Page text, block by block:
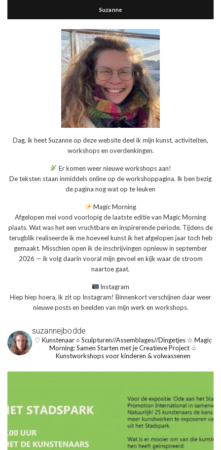
Suzanne
Dag, ik heet Suzanne op deze website deel ik mijn kunst, activiteiten,
workshops en overdenkingen.
Er komen weer nieuwe workshops aan!
De teksten staan inmiddels online op de workshoppagina. Ik ben bezig
de pagina nog wat op te leuken
Magic Morning
Afgelopen mei vond voorlopig de laatste editie van Magic Morning
plaats. Wat was het een vruchtbare en inspirerende periode. Tijdens de
terugblik realiseerde ik me hoeveel kunst ik het afgelopen jaar toch heb
gemaakt. Misschien open ik de inschrijvingen opnieuw in september
2026 — ik volg daarin vooral mijn gevoel en kijk waar de stroom
naartoe gaat.
Instagram
Hiep hiep hoera, ik zit op Instagram! Binnenkort verschijnen daar weer
nieuwe posts en beelden van mijn werk en workshops.
suzannejbodde
♡ Kunstenaar○ Sculpturen//Assemblages//Dingetjes☆ Magic
Morning: Samen Starten met je Creatieve Project♧
Kunstworkshops voor kinderen & volwassenen